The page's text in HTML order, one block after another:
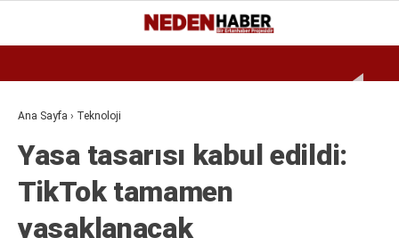
20.2
BURSA
EKONOMI
BIYOGRAFI
Ana Sayfa › Teknoloji
Yasa tasarısı kabul edildi:
TikTok tamamen
yasaklanacak